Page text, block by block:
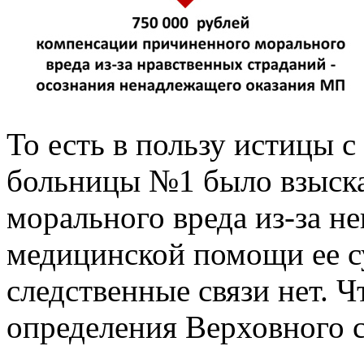
То есть в пользу истицы
больницы №1 было
морального вреда из-за
медицинской помощи ее
следственные связи нет.
определения Верховного